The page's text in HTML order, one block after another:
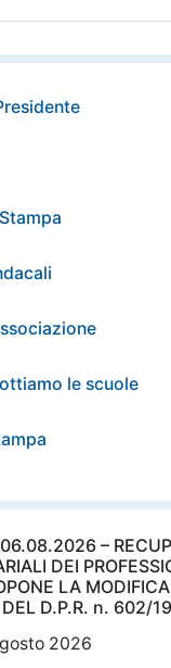
le scuole
–
DEI
LA
DEL D.P.R. n. 602/
2026